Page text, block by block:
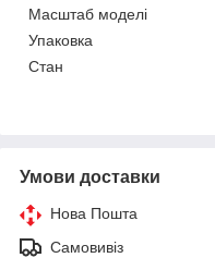
Масштаб моделі
Упаковка
Стан
Умови доставки
Нова Пошта
Самовивіз